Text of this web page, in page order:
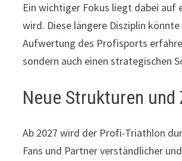
Ein wichtiger Fokus liegt dabei auf
wird. Diese längere Disziplin
Aufwertung des Profisports
sondern auch einen strategischen
Neue Strukturen
Ab 2027 wird der Profi-Triathlon
Fans und Partner verständlicher